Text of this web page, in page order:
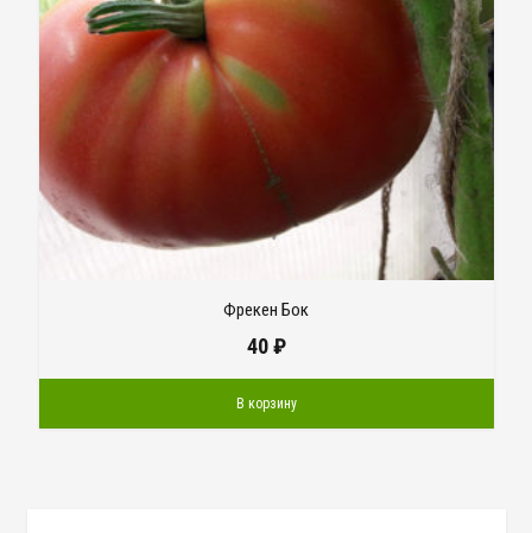
Фрекен Бок
40₽
В корзину